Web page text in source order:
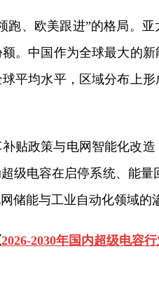
跑、欧美跟进”的格局。
。中国作为全球最大的
平均水平，区域分布上
贴政策与电网智能化改
级电容在启停系统、能
储能与工业自动化领域的
2026-2030年国内超级电容